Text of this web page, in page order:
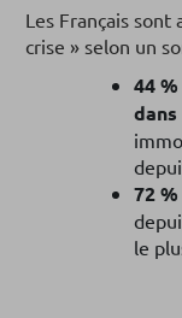
Les Français
crise » selon un
44
72
le